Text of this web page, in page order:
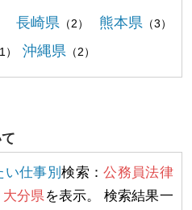
長崎県 （2） 熊本県 （3）
） 沖縄県 （2）
い仕事別検索：公務員法律
大分県を表示。 検索結果一